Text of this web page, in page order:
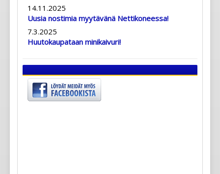
14.11.2025
Uusia nostimia myytävänä Nettikoneessa!
7.3.2025
Huutokaupataan minikaivuri!